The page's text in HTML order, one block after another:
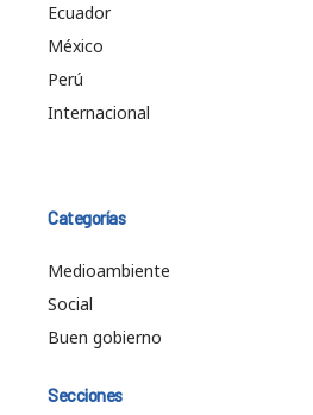
Ecuador
México
Perú
Internacional
Categorías
Medioambiente
Social
Buen gobierno
Secciones